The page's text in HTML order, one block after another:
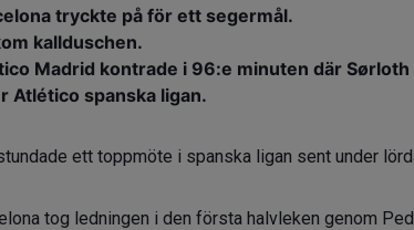
tryckte på för ett segermål.
kallduschen.
Madrid kontrade i 96:e minuten där
Atlético spanska ligan.
ett toppmöte i spanska ligan sent under
tog ledningen i den första halvleken genom